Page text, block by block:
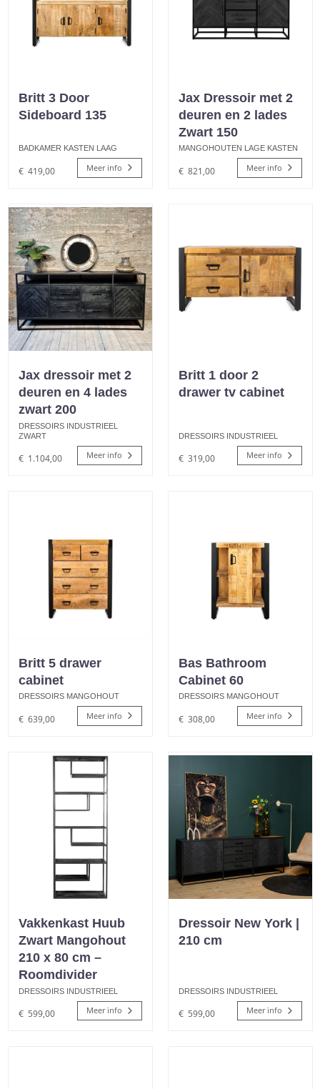
Britt 3 Door
Sideboard 135
BADKAMER KASTEN LAAG
€ 419,00 Meer info
Jax Dressoir met 2
deuren en 2 lades
Zwart 150
MANGOHOUTEN LAGE KASTEN
€ 821,00 Meer info
Jax dressoir met 2
deuren en 4 lades
zwart 200
DRESSOIRS INDUSTRIEEL
ZWART
€ 1.104,00 Meer info
Britt 1 door 2
drawer tv cabinet
DRESSOIRS INDUSTRIEEL
€ 319,00 Meer info
Britt 5 drawer
cabinet
DRESSOIRS MANGOHOUT
€ 639,00 Meer info
Bas Bathroom
Cabinet 60
DRESSOIRS MANGOHOUT
€ 308,00 Meer info
Vakkenkast Huub
Zwart Mangohout
210 x 80 cm –
Roomdivider
DRESSOIRS INDUSTRIEEL
€ 599,00 Meer info
Dressoir New York |
210 cm
DRESSOIRS INDUSTRIEEL
€ 599,00 Meer info